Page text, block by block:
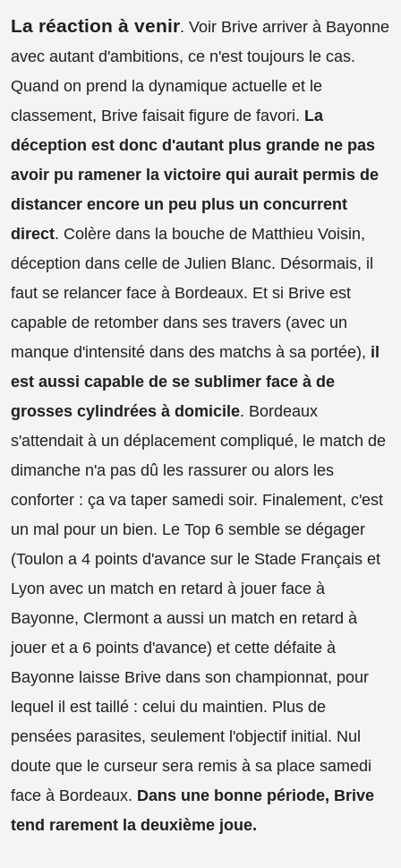
La réaction à venir. Voir Brive arriver à Bayonne
avec autant d'ambitions, ce n'est toujours le cas.
Quand on prend la dynamique actuelle et le
classement, Brive faisait figure de favori. La
déception est donc d'autant plus grande ne pas
avoir pu ramener la victoire qui aurait permis de
distancer encore un peu plus un concurrent
direct. Colère dans la bouche de Matthieu Voisin,
déception dans celle de Julien Blanc. Désormais, il
faut se relancer face à Bordeaux. Et si Brive est
capable de retomber dans ses travers (avec un
manque d'intensité dans des matchs à sa portée), il
est aussi capable de se sublimer face à de
grosses cylindrées à domicile. Bordeaux
s'attendait à un déplacement compliqué, le match de
dimanche n'a pas dû les rassurer ou alors les
conforter : ça va taper samedi soir. Finalement, c'est
un mal pour un bien. Le Top 6 semble se dégager
(Toulon a 4 points d'avance sur le Stade Français et
Lyon avec un match en retard à jouer face à
Bayonne, Clermont a aussi un match en retard à
jouer et a 6 points d'avance) et cette défaite à
Bayonne laisse Brive dans son championnat, pour
lequel il est taillé : celui du maintien. Plus de
pensées parasites, seulement l'objectif initial. Nul
doute que le curseur sera remis à sa place samedi
face à Bordeaux. Dans une bonne période, Brive
tend rarement la deuxième joue.